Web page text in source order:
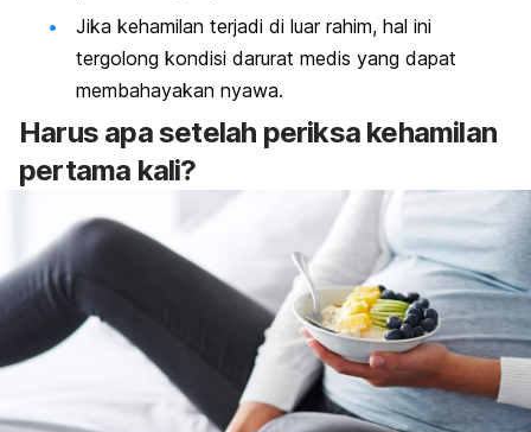
Jika kehamilan terjadi di luar rahim, hal ini
tergolong kondisi darurat medis yang dapat
membahayakan nyawa.
Harus apa setelah periksa kehamilan
pertama kali?